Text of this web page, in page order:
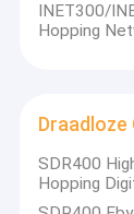
INET300/
Hopping
SDR400
Hopping